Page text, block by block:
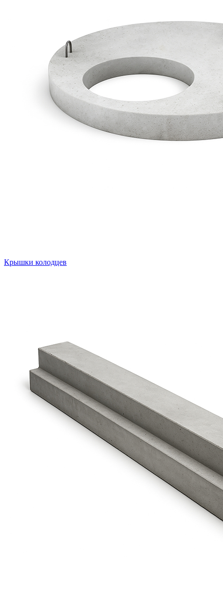
Крышки колодцев